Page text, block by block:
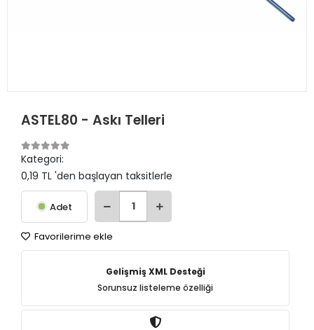
ASTEL80 - Askı Telleri
Kategori:
0,19 TL 'den başlayan taksitlerle
Adet
Favorilerime ekle
Gelişmiş XML Desteği
Sorunsuz listeleme özelliği